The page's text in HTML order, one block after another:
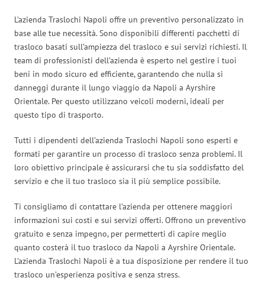
L’azienda Traslochi Napoli offre un preventivo personalizzato in
base alle tue necessità. Sono disponibili differenti pacchetti di
trasloco basati sull’ampiezza del trasloco e sui servizi richiesti. Il
team di professionisti dell’azienda è esperto nel gestire i tuoi
beni in modo sicuro ed efficiente, garantendo che nulla si
danneggi durante il lungo viaggio da Napoli a Ayrshire
Orientale. Per questo utilizzano veicoli moderni, ideali per
questo tipo di trasporto.
Tutti i dipendenti dell’azienda Traslochi Napoli sono esperti e
formati per garantire un processo di trasloco senza problemi. Il
loro obiettivo principale è assicurarsi che tu sia soddisfatto del
servizio e che il tuo trasloco sia il più semplice possibile.
Ti consigliamo di contattare l’azienda per ottenere maggiori
informazioni sui costi e sui servizi offerti. Offrono un preventivo
gratuito e senza impegno, per permetterti di capire meglio
quanto costerà il tuo trasloco da Napoli a Ayrshire Orientale.
L’azienda Traslochi Napoli è a tua disposizione per rendere il tuo
trasloco un’esperienza positiva e senza stress.